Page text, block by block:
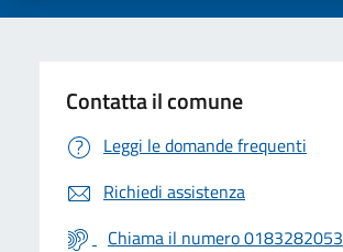
Contatta il comune
Leggi le domande frequenti
Richiedi assistenza
Chiama il numero 0183282053